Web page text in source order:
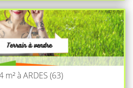
à ARDES (63)